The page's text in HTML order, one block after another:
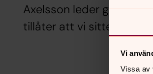
Vi
Vissa av
Axelsson leder
tillåter att vi sitter ute.